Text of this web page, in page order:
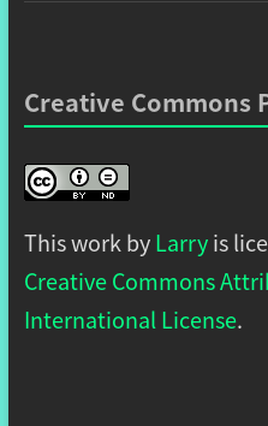
Creative Commons
This work byLarryis
Creative Commons
International License.